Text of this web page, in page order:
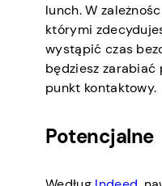
lunch. W
którymi
wystąpić czas
będziesz zarabiać
punkt kontaktowy.
Potencjalne